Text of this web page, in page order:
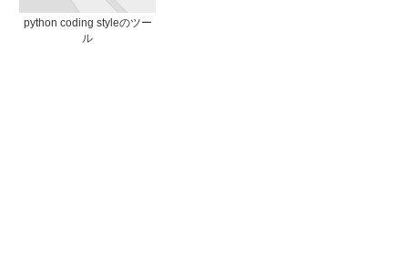
python coding styleのツー
ル